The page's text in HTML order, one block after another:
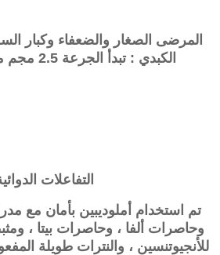
المرضى الصغار والضعفاء وكبار
الكبدي : تبدأ الجرعة 2.5 مجم مرة واحدة يومياً
التفاعلات
تم استخدام أملوديبين بأمان مع
وحاصرات ألفا ، وحاصرات بيتا ،
للأنجيوتنسين ، والنترات طويلة